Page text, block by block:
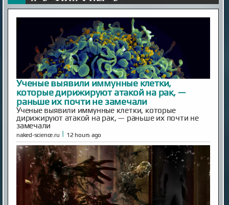
Ученые выявили иммунные клетки,
которые дирижируют атакой на рак, —
раньше их почти не замечали
Ученые выявили иммунные клетки, которые
дирижируют атакой на рак, — раньше их почти не
замечали
naked-science.ru | 12 hours ago